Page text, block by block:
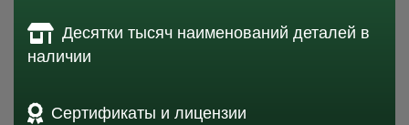
Десятки тысяч наименований деталей в
наличии
Сертификаты и лицензии